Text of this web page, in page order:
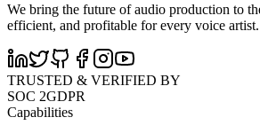
We bring the future of audio production to
efficient, and profitable for every voice artist.
TRUSTED & VERIFIED BY
SOC 2GDPR
Capabilities